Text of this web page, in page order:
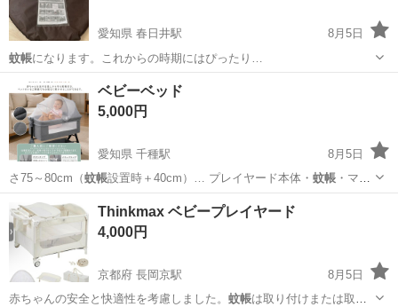
愛知県 春日井駅
8月5日
蚊帳になります。これからの時期にはぴったり…
愛知 春日井市
ベビーベッド
5,000円
愛知県 千種駅
8月5日
さ75～80cm（蚊帳設置時＋40cm）… プレイヤード本体・ 蚊帳・マッ
トレス・収納… 【取り外し可能な蚊帳付き】 赤ちゃんを… 蚊や日差
しから守る蚊帳 付きです。 取り外…
愛知 名古屋市 ベビー用品
Thinkmax ベビープレイヤード
4,000円
京都府 長岡京駅
8月5日
赤ちゃんの安全と快適性を考慮しました。 蚊帳は取り付けまたは取り